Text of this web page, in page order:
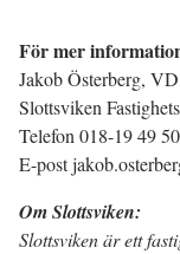
För mer
Jakob Österberg, VD
Slottsviken
Telefon 018-19 49 50
E-post
Om Slottsviken:
Slottsviken är ett